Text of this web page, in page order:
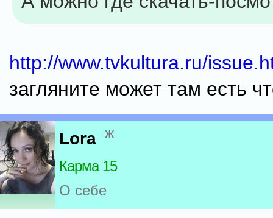
http://www.tvkultura.ru/
загляните может там есть
Lora ж
Карма 15
О себе